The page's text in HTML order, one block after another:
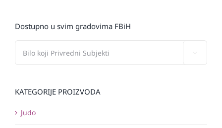
Dostupno u svim gradovima FBiH
KATEGORIJE PROIZVODA
Judo